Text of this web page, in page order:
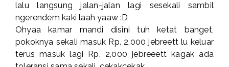
lalu langsung jalan-jalan lagi sesekali sambil
ngerendem kaki laah yaaw :D
Ohyaa kamar mandi disini tuh ketat banget,
pokoknya sekali masuk Rp. 2,000 jebreett lu keluar
terus masuk lagi Rp. 2,000 jebreeett kagak ada